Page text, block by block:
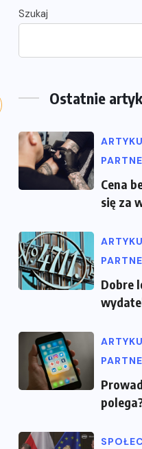
Szukaj
Ostatnie
Cena
się za
Dobre